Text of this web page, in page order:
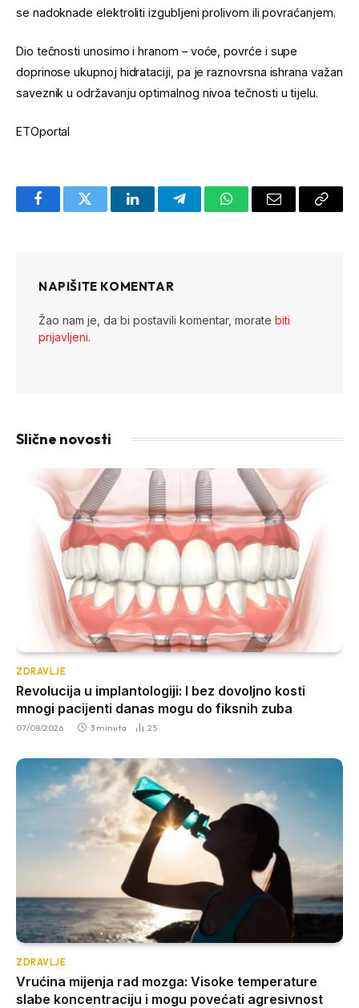
se nadoknade elektroliti izgubljeni prolivom ili povraćanjem.
Dio tečnosti unosimo i hranom – voće, povrće i supe
doprinose ukupnoj hidrataciji, pa je raznovrsna ishrana važan
saveznik u održavanju optimalnog nivoa tečnosti u tijelu.
ETOportal
FacebookTwitter LinkedInTelegramWhatsAppEmail
Copy
NAPIŠITE KOMENTAR
Žao nam je, da bi postavili komentar, morate biti
prijavljeni.
Slične novosti
ZDRAVLJE
Revolucija u implantologiji: I bez dovoljno kosti
mnogi pacijenti danas mogu do fiksnih zuba
07/08/2026 3 minuta 25
ZDRAVLJE
Vrućina mijenja rad mozga: Visoke temperature
slabe koncentraciju i mogu povećati agresivnost